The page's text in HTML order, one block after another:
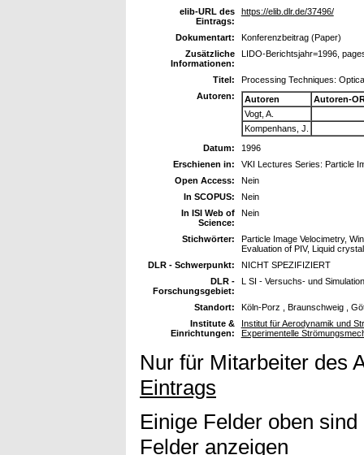
elib-URL des
Eintrags:
https://elib.dlr.de/37496/
Dokumentart:
Konferenzbeitrag (Paper)
Zusätzliche
Informationen:
LIDO-Berichtsjahr=1996,
Titel:
Processing Techniques:
Autoren:
Autoren
Autoren-
Vogt, A.
Kompenhans, J.
Datum:
1996
Erschienen in:
VKI Lectures Series: Particle
Open Access:
Nein
In SCOPUS:
Nein
In ISI Web of
Science:
Nein
Stichwörter:
Particle Image Velocimetry,
Evaluation of PIV, Liquid
DLR - Schwerpunkt:
NICHT SPEZIFIZIERT
DLR -
Forschungsgebiet:
L SI - Versuchs- und
Standort:
Köln-Porz , Braunschweig ,
Institute &
Einrichtungen:
Institut für Aerodynamik und
Experimentelle
Nur für Mitarbeiter des
Eintrags
Einige Felder oben
Felder anzeigen